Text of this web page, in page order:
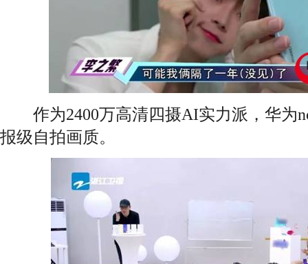
作为2400万高清四摄AI实力派，华为
报级自拍画质。